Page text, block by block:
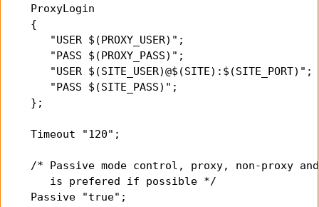
    ProxyLogin
    {
       "USER $(PROXY_USER)";
       "PASS $(PROXY_PASS)";
       "USER $(SITE_USER)@$(SITE):$(SITE_PORT)";
       "PASS $(SITE_PASS)";
    };
    Timeout "120";
/* Passive mode control, proxy, non-proxy
       is prefered if possible */
    Passive "true";